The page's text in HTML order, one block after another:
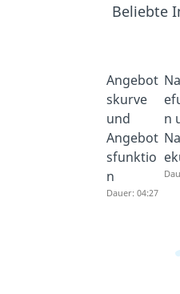
Beliebte
Angebot
skurve
und
Angebot
sfunktio
n
Dauer: 04:27
n